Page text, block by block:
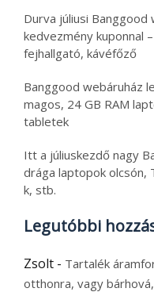
Durva júliusi
kedvezmény kuponnal
fejhallgató, kávéfőző
Banggood webáruház
magos, 24 GB RAM
tabletek
Itt a júliuskezdő nagy
drága laptopok olcsón,
k, stb.
Legutóbbi
Zsolt - Tartalék
otthonra, vagy